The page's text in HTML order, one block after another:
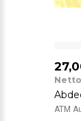
ATM